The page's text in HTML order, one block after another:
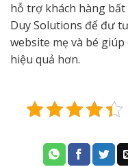
hỗ trợ khách hàng bất
Duy Solutions để đư
website mẹ và bé
hiệu quả hơn.